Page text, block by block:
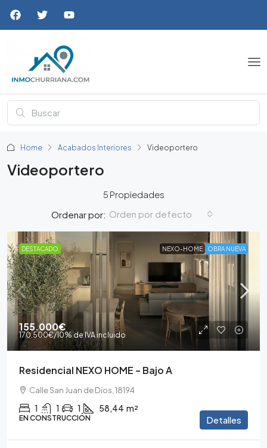
Home Acabados Interiores Videoportero
Videoportero
5 Propiedades
Ordenar por: Orden por defecto
DESTACADO NEXO-HOME OBRA NUEVA
155.000€
170.500€/10% de IVA incluido
Residencial NEXO HOME – Bajo A
Calle San Juan de Dios, 18194
1 1 1 58,44 m²
EN CONSTRUCCIÓN Detalles